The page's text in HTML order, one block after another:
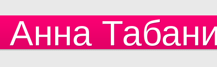
Анна